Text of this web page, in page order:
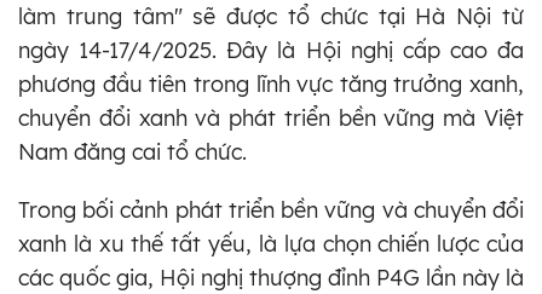
làm trung tâm" sẽ được tổ chức tại Hà Nội từ
ngày 14-17/4/2025. Đây là Hội nghị cấp cao đa
phương đầu tiên trong lĩnh vực tăng trưởng xanh,
chuyển đổi xanh và phát triển bền vững mà Việt
Nam đăng cai tổ chức.
Trong bối cảnh phát triển bền vững và chuyển đổi
xanh là xu thế tất yếu, là lựa chọn chiến lược của
các quốc gia, Hội nghị thượng đỉnh P4G lần này là